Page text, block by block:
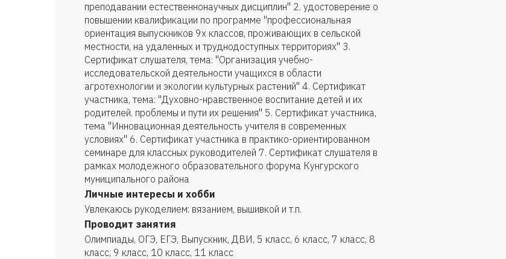
преподавании естественнонаучных дисциплин" 2. удостоверение о
повышении квалификации по программе "профессиональная
ориентация выпускников 9х классов, проживающих в сельской
местности, на удаленных и труднодоступных территориях" 3.
Сертификат слушателя, тема: "Организация учебно-
исследовательской деятельности учащихся в области
агротехнологии и экологии культурных растений" 4. Сертификат
участника, тема: "Духовно-нравственное воспитание детей и их
родителей. проблемы и пути их решения" 5. Сертификат участника,
тема "Инновационная деятельность учителя в современных
условиях" 6. Сертификат участника в практико-ориентированном
семинаре для классных руководителей 7. Сертификат слушателя в
рамках молодежного образовательного форума Кунгурского
муниципального района
Личные интересы и хобби
Увлекаюсь рукоделием: вязанием, вышивкой и т.п.
Проводит занятия
Олимпиады, ОГЭ, ЕГЭ, Выпускник, ДВИ, 5 класс, 6 класс, 7 класс, 8
класс, 9 класс, 10 класс, 11 класс